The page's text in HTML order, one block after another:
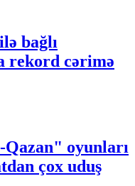
bağlı
rekord cərimə
oyunları
çox uduş